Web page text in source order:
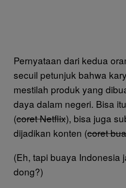
Pernyataan dari kedua
secuil petunjuk bahwa
mestilah produk yang
daya dalam negeri. Bisa
(coret Netflix), bisa juga
dijadikan konten (coret
(Eh, tapi buaya Indonesia
dong?)